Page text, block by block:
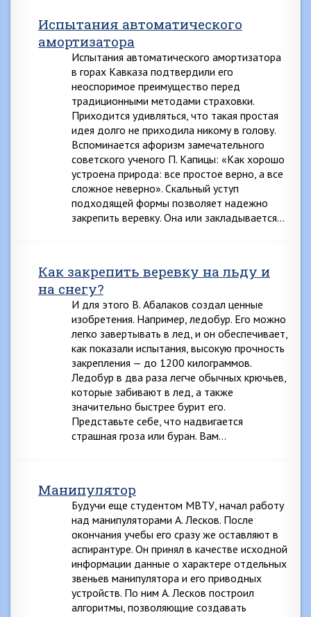
Испытания автоматического
амортизатора
Испытания автоматического амортизатора
в горах Кавказа подтвердили его
неоспоримое преимущество перед
традиционными методами страховки.
Приходится удивляться, что такая простая
идея долго не приходила никому в голову.
Вспоминается афоризм замечательного
советского ученого П. Капицы: «Как хорошо
устроена природа: все простое верно, а все
сложное неверно». Скальный уступ
подходящей формы позволяет надежно
закрепить веревку. Она или закладывается…
Как закрепить веревку на льду и
на снегу?
И для этого В. Абалаков создал ценные
изобретения. Например, ледобур. Его можно
легко завертывать в лед, и он обеспечивает,
как показали испытания, высокую прочность
закрепления — до 1200 килограммов.
Ледобур в два раза легче обычных крючьев,
которые забивают в лед, а также
значительно быстрее бурит его.
Представьте себе, что надвигается
страшная гроза или буран. Вам…
Манипулятор
Будучи еще студентом МВТУ, начал работу
над манипуляторами А. Лесков. После
окончания учебы его сразу же оставляют в
аспирантуре. Он принял в качестве исходной
информации данные о характере отдельных
звеньев манипулятора и его приводных
устройств. По ним А. Лесков построил
алгоритмы, позволяющие создавать